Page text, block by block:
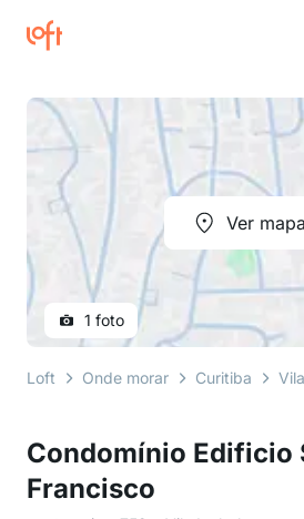
Condomínio Edificio
Francisco
Ver mapa
1 foto
Loft Onde morar Curitiba